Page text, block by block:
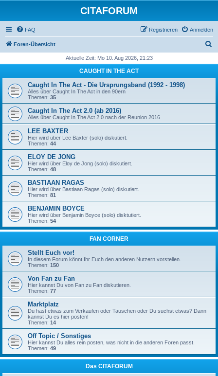
CITAFORUM
FAQ Anmelden
Registrieren
Foren-Übersicht
h
Aktuelle Zeit: Mo 10. Aug 2026, 21:23
CAUGHT IN THE ACT
Caught In The Act - Die Ursprungsband (1992 - 1998)
Alles über Caught In The Act in den 90ern
Themen: 35
Caught In The Act 2.0 (ab 2016)
Alles über Caught In The Act 2.0 nach der Reunion 2016
LEE BAXTER
Hier wird über Lee Baxter (solo) diskutiert.
Themen: 44
ELOY DE JONG
Hier wird über Eloy de Jong (solo) diskutiert.
Themen: 48
BASTIAAN RAGAS
Hier wird über Bastiaan Ragas (solo) diskutiert.
Themen: 81
BENJAMIN BOYCE
Hier wird über Benjamin Boyce (solo) disktutiert.
Themen: 54
FAN CORNER
Stellt Euch vor!
In diesem Forum könnt Ihr Euch den anderen Nutzern vorstellen.
Themen: 150
Von Fan zu Fan
Hier kannst Du von Fan zu Fan diskutieren.
Themen: 77
Marktplatz
Du hast etwas zum Verkaufen oder Tauschen oder Du suchst etwas? Dann
kannst Du es hier posten!
Themen: 14
Off Topic / Sonstiges
Hier kannst Du alles rein posten, was nicht in die anderen Foren passt.
Themen: 49
Das CITAFORUM